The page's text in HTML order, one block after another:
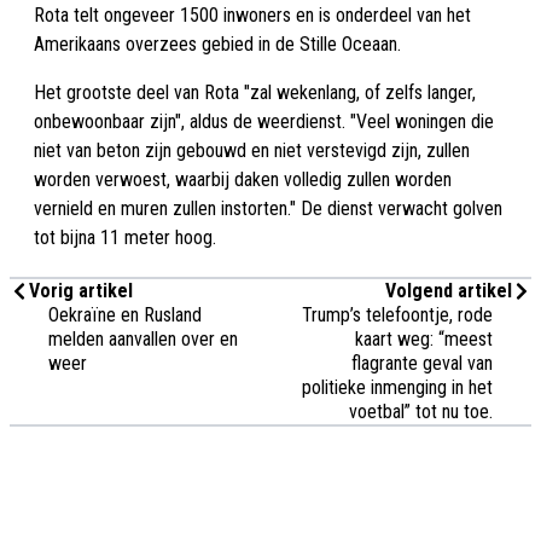
Rota telt ongeveer 1500 inwoners en is onderdeel van het
Amerikaans overzees gebied in de Stille Oceaan.
Het grootste deel van Rota "zal wekenlang, of zelfs langer,
onbewoonbaar zijn", aldus de weerdienst. "Veel woningen die
niet van beton zijn gebouwd en niet verstevigd zijn, zullen
worden verwoest, waarbij daken volledig zullen worden
vernield en muren zullen instorten." De dienst verwacht golven
tot bijna 11 meter hoog.
Vorig artikel
Oekraïne en Rusland
melden aanvallen over en
weer
Volgend artikel
Trump’s telefoontje, rode
kaart weg: “meest
flagrante geval van
politieke inmenging in het
voetbal” tot nu toe.